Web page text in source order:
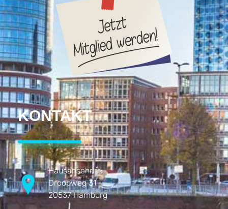
KONTAKT
Hausanschrift:
Droopweg 31
20537 Hamburg